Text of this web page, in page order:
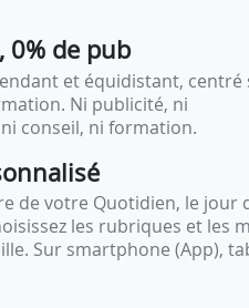
0% de pub
et équidistant, centré
Ni publicité, ni
conseil, ni formation.
de votre Quotidien, le jour
les rubriques et les
Sur smartphone (App),